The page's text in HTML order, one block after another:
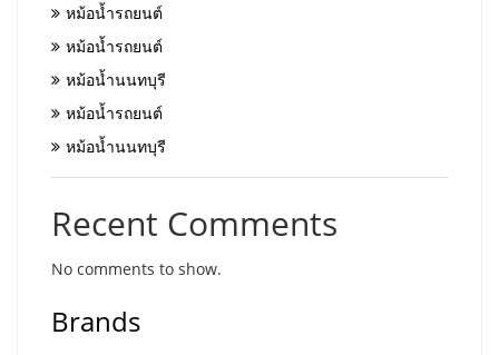
หม้อน้ำรถยนต์
หม้อน้ำรถยนต์
หม้อน้ำนนทบุรี
หม้อน้ำรถยนต์
หม้อน้ำนนทบุรี
Recent Comments
No comments to show.
Brands